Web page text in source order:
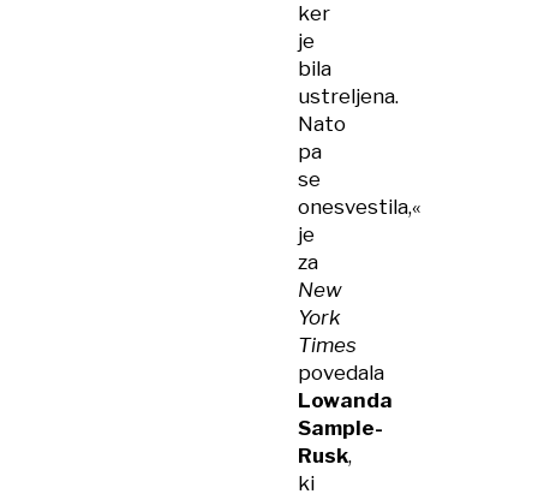
ker
je
bila
ustreljena.
Nato
pa
se
onesvestila,«
je
za
New
York
Times
povedala
Lowanda
Sample-
Rusk,
ki